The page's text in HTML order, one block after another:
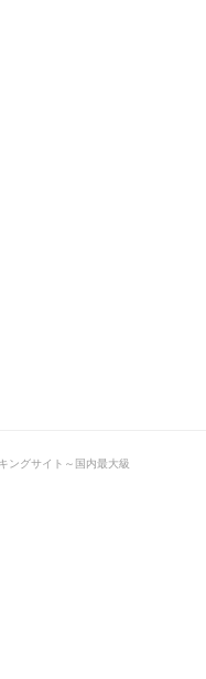
ングサイト～国内最大級